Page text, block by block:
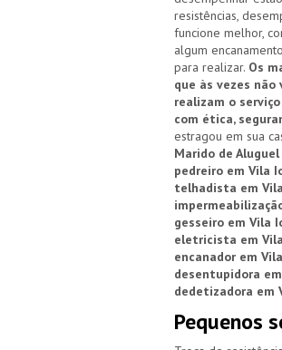
resistências,
funcione melhor,
algum
para realizar. Os
que às vezes
realizam o
com ética,
estragou em sua
Marido de
pedreiro em Vila
telhadista em
gesseiro em Vila
eletricista em
encanador em
desentupidora
dedetizadora em
Pequenos